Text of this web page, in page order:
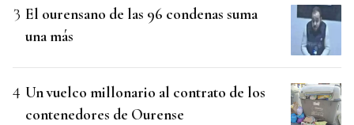
El ourensano de las 96 condenas suma
una más
Un vuelco millonario al contrato de los
contenedores de Ourense